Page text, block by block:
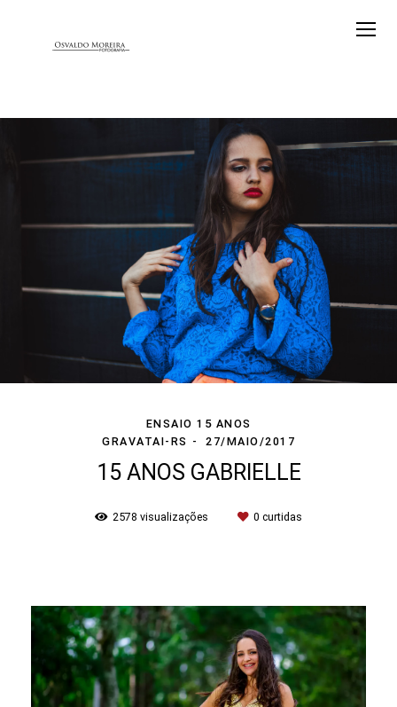
ENSAIO 15 ANOS
GRAVATAI-RS
27/MAIO/2017
15 ANOS GABRIELLE
2578 visualizações 0 curtidas